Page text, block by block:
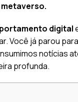
digital
Você já parou
notícias
profunda.